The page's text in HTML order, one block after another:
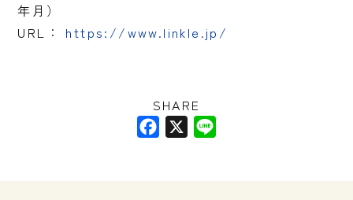
年月）
URL： https://www.linkle.jp/
SHARE
X